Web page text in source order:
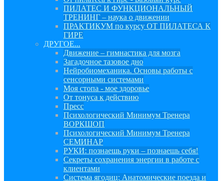
ПИЛАТЕС И ФУНКЦИОНАЛЬНЫЙ
ТРЕНИНГ – наука о движении
ПРАКТИКУМ по курсу ОТ ПИЛАТЕСА К
ГИРЕ
ДРУГОЕ...
Движение – гимнастика для мозга
Загадочное тазовое дно
Нейробиомеханика. Основы работы с
сенсорными системами
Моя стопа - мое здоровье
От тонуса к действию
Пресс
Психологический Минимум Тренера
ВОРКШОП
Психологический Минимум Тренера
СЕМИНАР
РУКИ: познаешь руки – познаешь себя!
Секреты сохранения энергии в работе с
клиентами
Система ягодиц: Анатомические поезда и